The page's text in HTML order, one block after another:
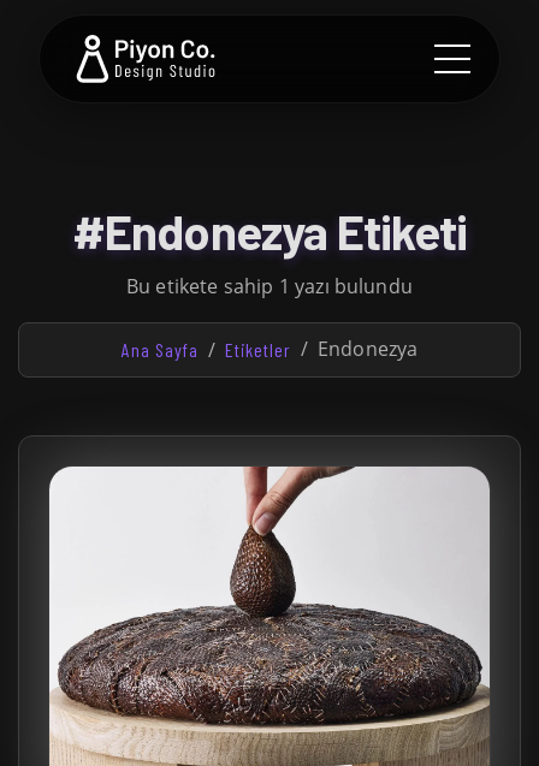
#Endonezya Etiketi
Bu etikete sahip 1 yazı bulundu
Ana Sayfa Etiketler Endonezya